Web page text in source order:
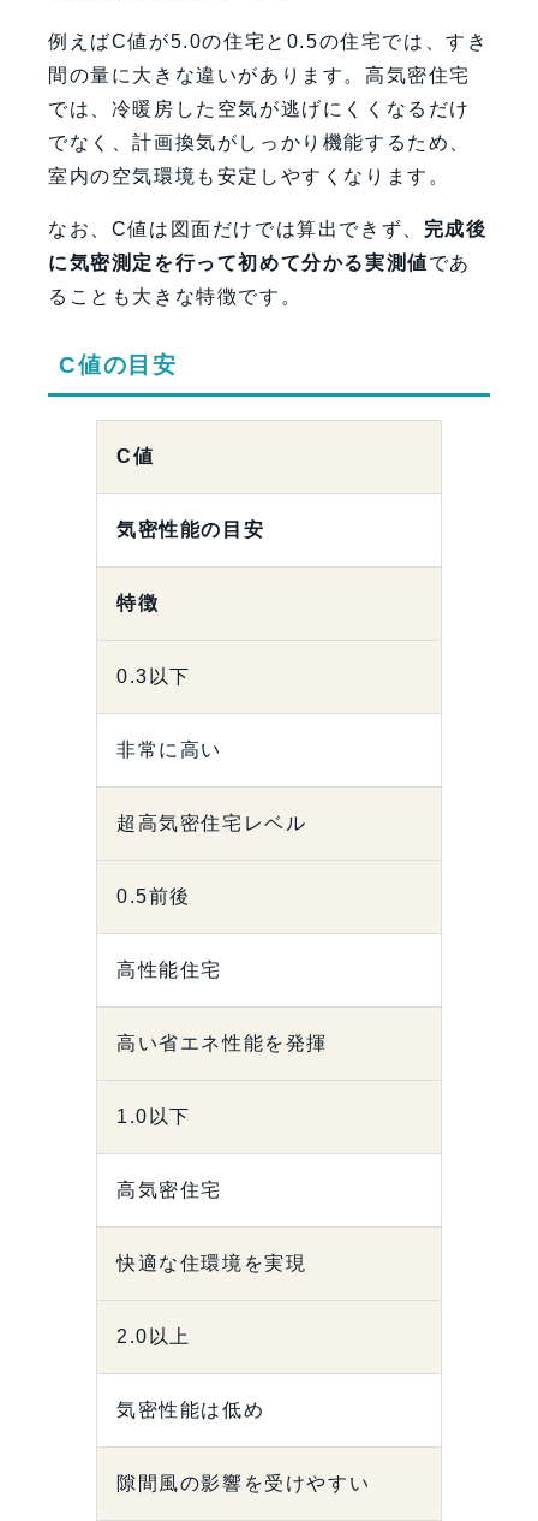
例えばC値が5.0の住宅と0.5の住宅では、すき
間の量に大きな違いがあります。高気密住宅
では、冷暖房した空気が逃げにくくなるだけ
でなく、計画換気がしっかり機能するため、
室内の空気環境も安定しやすくなります。
なお、C値は図面だけでは算出できず、 完成後
に気密測定を行って初めて分かる実測値であ
ることも大きな特徴です。
C値の目安
C値
気密性能の目安
特徴
0.3以下
非常に高い
超高気密住宅レベル
0.5前後
高性能住宅
高い省エネ性能を発揮
1.0以下
高気密住宅
快適な住環境を実現
2.0以上
気密性能は低め
隙間風の影響を受けやすい